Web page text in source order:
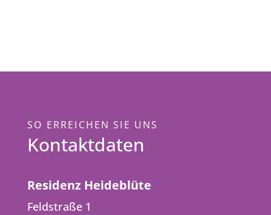
SO ERREICHEN SIE UNS
Kontaktdaten
Residenz Heideblüte
Feldstraße 1